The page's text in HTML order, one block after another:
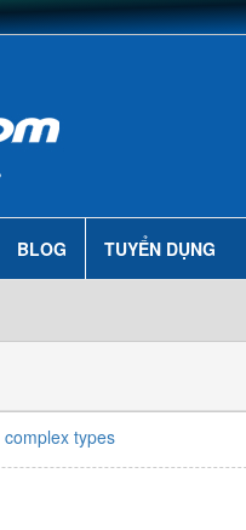
BLOG TUYỂN DỤNG
complex types